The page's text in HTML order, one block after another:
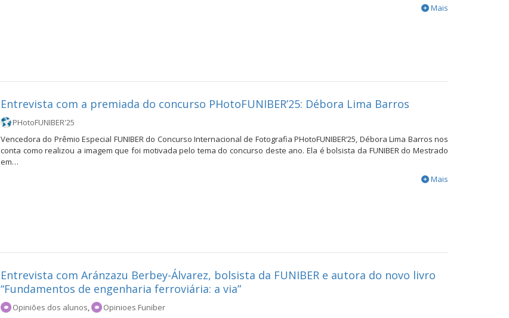
Mais
Entrevista com a premiada do concurso PHotoFUNIBER’25: Débora Lima Barros
PHotoFUNIBER'25
Vencedora do Prêmio Especial FUNIBER do Concurso Internacional de Fotografia PHotoFUNIBER’25, Débora Lima Barros nos
conta como realizou a imagem que foi motivada pelo tema do concurso deste ano. Ela é bolsista da FUNIBER do Mestrado
em…
Mais
Entrevista com Aránzazu Berbey-Álvarez, bolsista da FUNIBER e autora do novo livro
“Fundamentos de engenharia ferroviária: a via”
Opiniões dos alunos,
Opinioes Funiber